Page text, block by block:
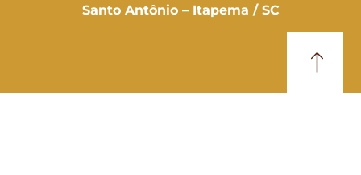
Santo Antônio – Itapema / SC